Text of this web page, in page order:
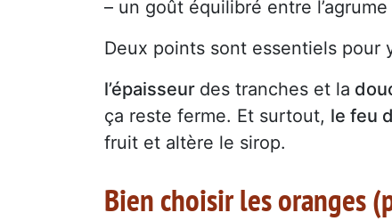
– un goût équilibré entre
Deux points sont essentiels pour
l’épaisseur des tranches et la
ça reste ferme. Et surtout, le feu
fruit et altère le sirop.
Bien choisir les oranges